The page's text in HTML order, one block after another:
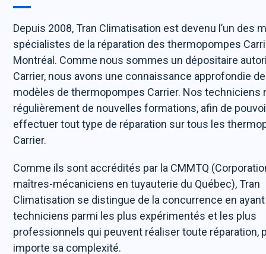
Depuis 2008, Tran Climatisation est devenu l’un des
spécialistes de la réparation des thermopompes
Montréal. Comme nous sommes un dépositaire
Carrier, nous avons une connaissance approfondie
modèles de thermopompes Carrier. Nos techniciens
régulièrement de nouvelles formations, afin de
effectuer tout type de réparation sur tous les
Carrier.
Comme ils sont accrédités par la CMMTQ
maîtres-mécaniciens en tuyauterie du Québec), Tran
Climatisation se distingue de la concurrence en
techniciens parmi les plus expérimentés et les plus
professionnels qui peuvent réaliser toute réparation,
importe sa complexité.